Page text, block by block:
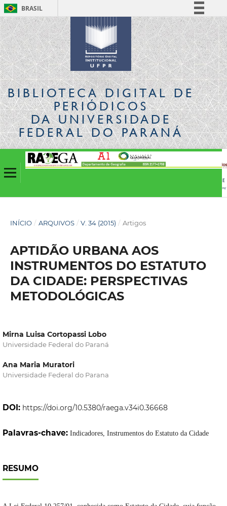
BRASIL
Simplifique!
Comunica BR
Participe
Acesso à informação
Legislação
Canais
BIBLIOTECA DIGITALDE
PERIÓDICOS
DA UNIVERSIDADE
FEDERAL DO PARANÁ
INÍCIO / ARQUIVOS / V. 34 (2015) / Artigos
APTIDÃO URBANA AOS
INSTRUMENTOS DO ESTATUTO
DA CIDADE: PERSPECTIVAS
METODOLÓGICAS
Mirna Luisa Cortopassi Lobo
Universidade Federal do Paraná
Ana Maria Muratori
Universidade Federal do Parana
DOI: https://doi.org/10.5380/raega.v34i0.36668
Palavras-chave: Indicadores, Instrumentos do Estatuto da Cidade
RESUMO